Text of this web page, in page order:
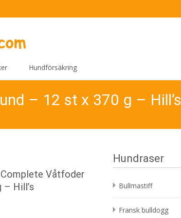
Hundförsäkring
– 12 st x 370 g – Hill’s
Våtfoder
Hill’s
Hundraser
Bullmastiff
Fransk bulldogg